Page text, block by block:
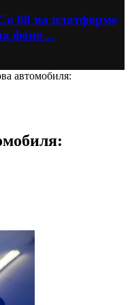
08 на платформе
фоне…
автомобиля: